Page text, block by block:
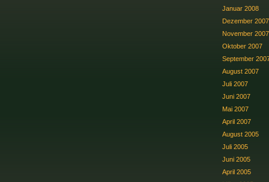
Januar 2008
Dezember 2007
November 2007
Oktober 2007
September
August 2007
Juli 2007
Juni 2007
Mai 2007
April 2007
August 2005
Juli 2005
Juni 2005
April 2005